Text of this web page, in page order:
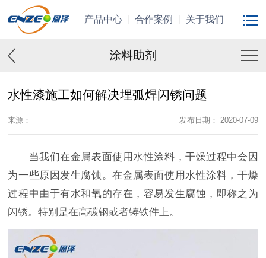
产品中心 合作案例 关于我们
涂料助剂
水性漆施工如何解决埋弧焊闪锈问题
来源： 发布日期： 2020-07-09
当我们在金属表面使用水性涂料，干燥过程中会因
为一些原因发生腐蚀。在金属表面使用水性涂料，干燥
过程中由于有水和氧的存在，容易发生腐蚀，即称之为
闪锈。特别是在高碳钢或者铸铁件上。